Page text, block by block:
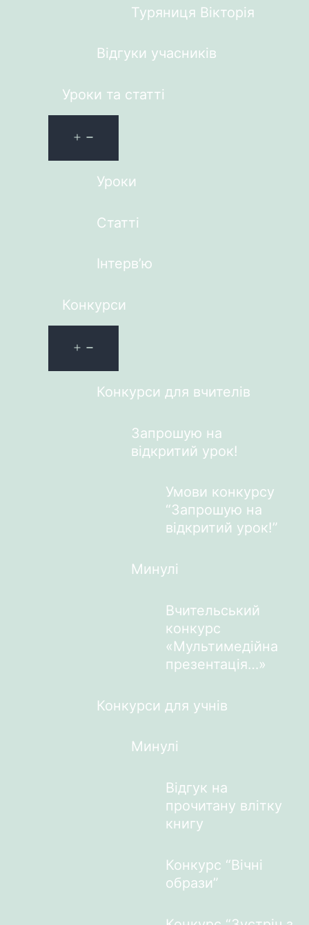
Туряниця Вікторія
Відгуки учасників
Уроки та статті
Уроки
Статті
Інтерв’ю
Конкурси
Конкурси для вчителів
Запрошую на
відкритий урок!
Умови конкурсу
“Запрошую на
відкритий урок!”
Минулі
Вчительський
конкурс
«Мультимедійна
презентація…»
Конкурси для учнів
Минулі
Відгук на
прочитану влітку
книгу
Конкурс “Вічні
образи”